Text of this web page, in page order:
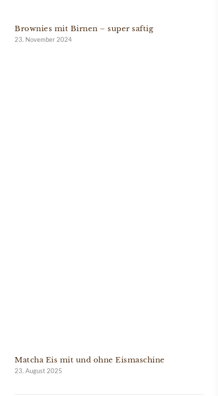
Brownies mit Birnen – super saftig
23. November 2024
Matcha Eis mit und ohne Eismaschine
23. August 2025